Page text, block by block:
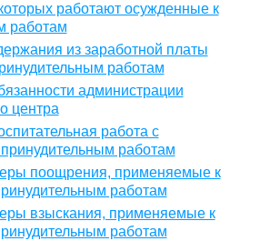
работают осужденные к
работам
из заработной платы
работам
администрации
центра
работа с
работам
поощрения, применяемые к
работам
взыскания, применяемые к
работам